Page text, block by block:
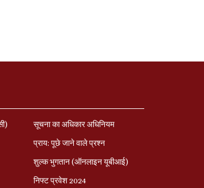
सूचना का अधिकार अधिनियम
प्राय: पूछे जाने वाले प्रश्‍न
शुल्क भुगतान (ऑनलाइन यूबीआई)
निफ्ट प्रवेश 2024